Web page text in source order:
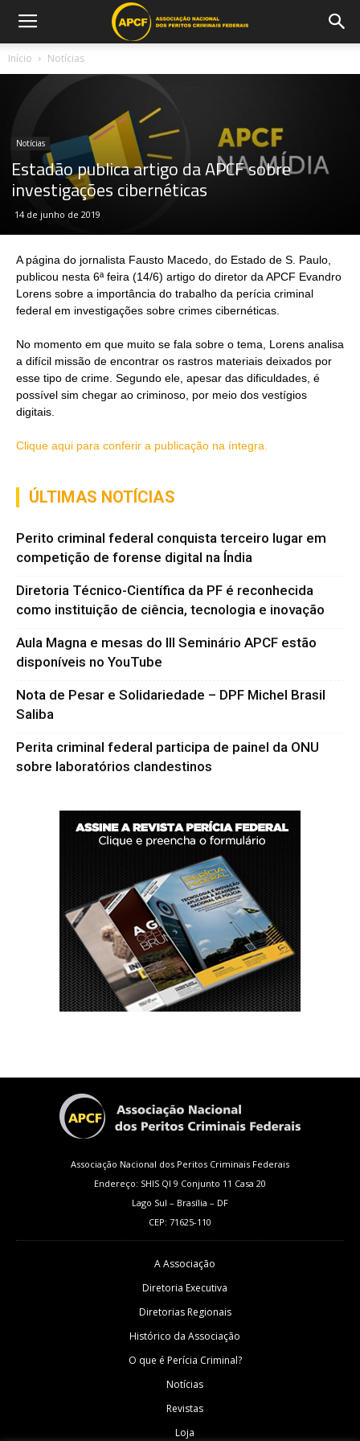
Início Notícias
Notícias
Estadão publica artigo da APCF sobre
investigações cibernéticas
14 de junho de 2019
A página do jornalista Fausto Macedo, do Estado de S. Paulo,
publicou nesta 6ª feira (14/6) artigo do diretor da APCF Evandro
Lorens sobre a importância do trabalho da perícia criminal
federal em investigações sobre crimes cibernéticas.
No momento em que muito se fala sobre o tema, Lorens analisa
a difícil missão de encontrar os rastros materiais deixados por
esse tipo de crime. Segundo ele, apesar das dificuldades, é
possível sim chegar ao criminoso, por meio dos vestígios
digitais.
Clique aqui para conferir a publicação na íntegra.
ÚLTIMAS NOTÍCIAS
Perito criminal federal conquista terceiro lugar em
competição de forense digital na Índia
Diretoria Técnico-Científica da PF é reconhecida
como instituição de ciência, tecnologia e inovação
Aula Magna e mesas do III Seminário APCF estão
disponíveis no YouTube
Nota de Pesar e Solidariedade – DPF Michel Brasil
Saliba
Perita criminal federal participa de painel da ONU
sobre laboratórios clandestinos
Associação Nacional dos Peritos Criminais Federais
Endereço: SHIS QI 9 Conjunto 11 Casa 20
Lago Sul – Brasília – DF
CEP: 71625-110
A Associação
Diretoria Executiva
Diretorias Regionais
Histórico da Associação
O que é Perícia Criminal?
Notícias
Revistas
Loja